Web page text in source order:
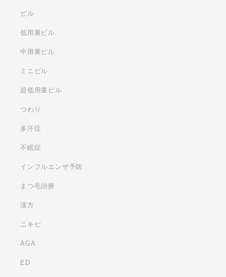
ピル
低用量ピル
中用量ピル
ミニピル
超低用量ピル
つわり
多汗症
不眠症
インフルエンザ予防
まつ毛治療
漢方
ニキビ
AGA
ED